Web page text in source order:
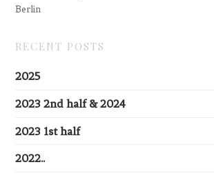
Berlin
RECENT POSTS
2025
2023 2nd half & 2024
2023 1st half
2022..